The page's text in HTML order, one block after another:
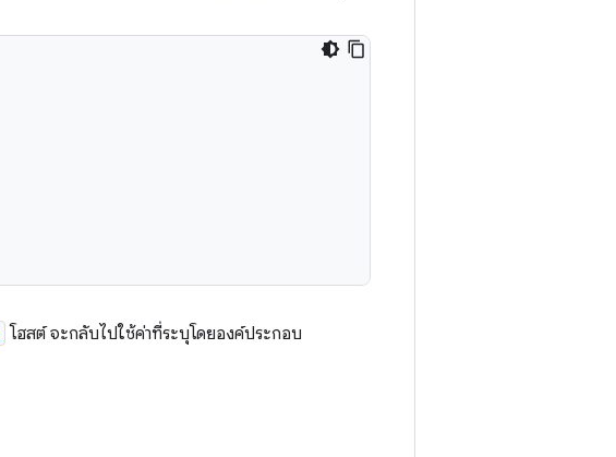
โฮสต์ จะกลับไปใช้ค่าที่ระบุโดยองค์ประกอบ